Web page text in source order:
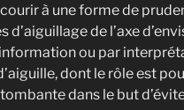
à une forme de
d’aiguillage de l’axe
ou par
dont le rôle est
dans le but